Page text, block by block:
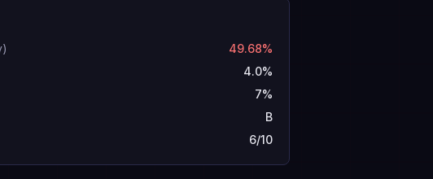
49.68%
4.0%
7%
B
6/10